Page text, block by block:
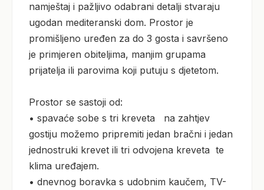
namještaj i pažljivo odabrani detalji stvaraju
ugodan mediteranski dom. Prostor je
promišljeno uređen za do 3 gosta i savršeno
je primjeren obiteljima, manjim grupama
prijatelja ili parovima koji putuju s djetetom.
Prostor se sastoji od:
• spavaće sobe s tri kreveta   na zahtjev
gostiju možemo pripremiti jedan bračni i jedan
jednostruki krevet ili tri odvojena kreveta  te
klima uređajem.
• dnevnog boravka s udobnim kaučem, TV-